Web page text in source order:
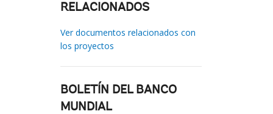
RELACIONADOS
Ver documentos relacionados con
los proyectos
BOLETÍN DEL BANCO
MUNDIAL